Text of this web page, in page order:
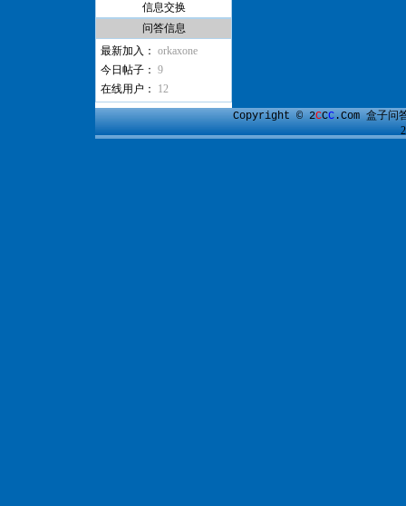
信息交换
问答信息
最新加入： orkaxone
今日帖子： 9
在线用户： 12
Copyright © 2CCC.Com盒子问